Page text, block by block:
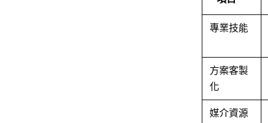
專業技能
方案客製
化
媒介資源